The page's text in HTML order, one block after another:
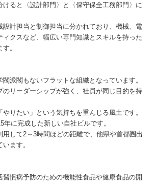
けると〈設計部門〉と〈保守保全工務部門〉に
設計担当と制御担当に分かれており、機械、電
ィクスなど、幅広い専門知識とスキルを持った
。
閥派閥もないフラットな組織となっています。
リーダーシップが強く、社員が同じ目的を持
やりたい」という気持ちを重んじる風土です。
年に完成した新しい自社ビルです。
して2～3時間ほどの距離で、他県や首都圏出
ます。
習慣病予防のための機能性食品や健康食品の開